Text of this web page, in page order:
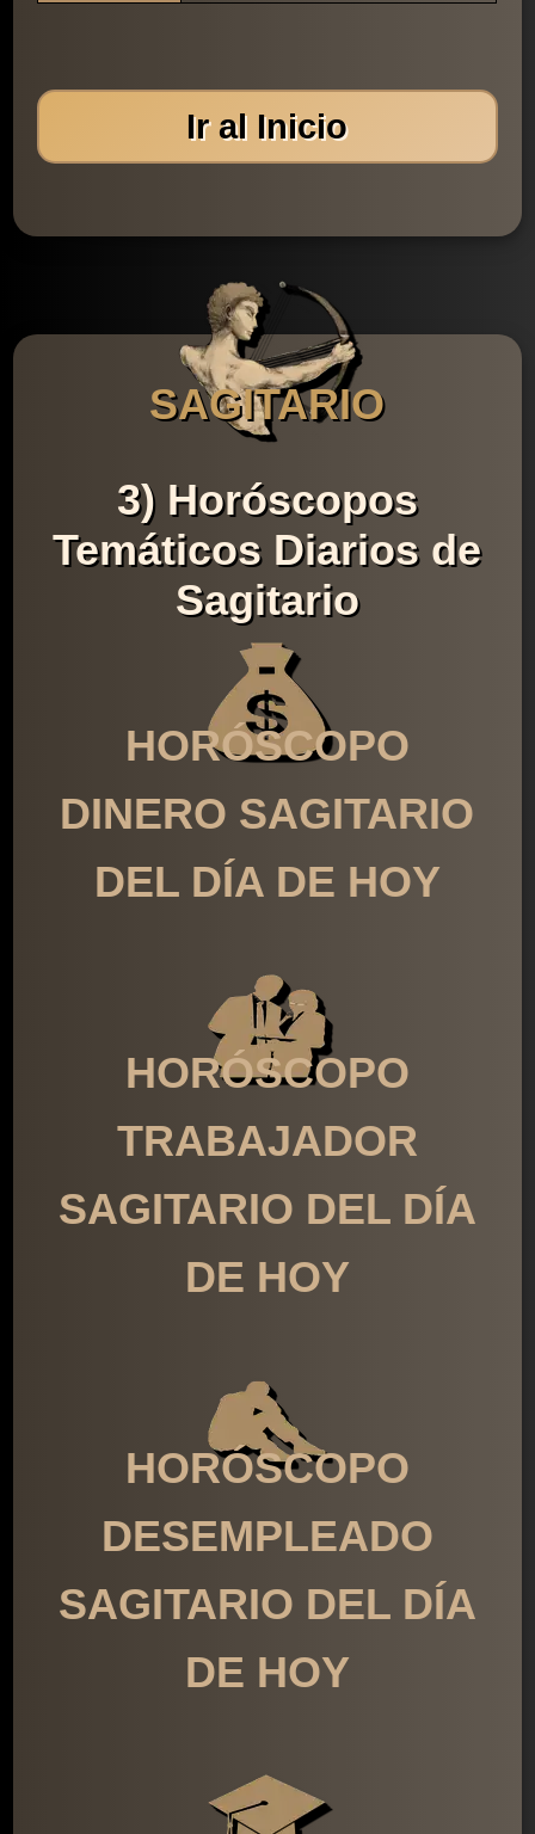
Ir al Inicio
SAGITARIO
3) Horóscopos
Temáticos Diarios de
Sagitario
HORÓSCOPO
DINERO SAGITARIO
DEL DÍA DE HOY
HORÓSCOPO
TRABAJADOR
SAGITARIO DEL DÍA
DE HOY
HORÓSCOPO
DESEMPLEADO
SAGITARIO DEL DÍA
DE HOY